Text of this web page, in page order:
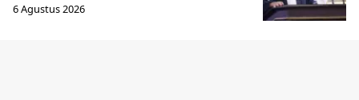
6 Agustus 2026